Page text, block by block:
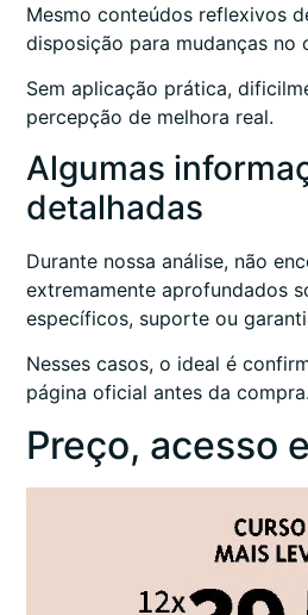
Mesmo conteúdos reflexivos
disposição para mudanças no
Sem aplicação prática,
percepção de melhora real.
Algumas
detalhadas
Durante nossa análise, não
extremamente aprofundados
específicos, suporte ou
Nesses casos, o ideal é
página oficial antes da compra.
Preço, acesso